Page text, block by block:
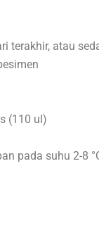
terakhir, atau
(110 ul)
pada suhu 2-8